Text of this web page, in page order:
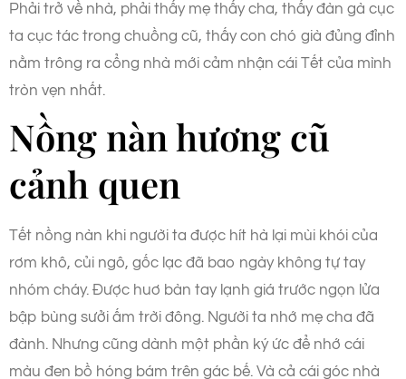
Phải trở về nhà, phải thấy mẹ thấy cha, thấy đàn gà cục
ta cục tác trong chuồng cũ, thấy con chó già đủng đỉnh
nằm trông ra cổng nhà mới cảm nhận cái Tết của mình
tròn vẹn nhất.
Nồng nàn hương cũ
cảnh quen
Tết nồng nàn khi người ta được hít hà lại mùi khói của
rơm khô, củi ngô, gốc lạc đã bao ngày không tự tay
nhóm cháy. Được huơ bàn tay lạnh giá trước ngọn lửa
bập bùng sưởi ấm trời đông. Người ta nhớ mẹ cha đã
đành. Nhưng cũng dành một phần ký ức để nhớ cái
màu đen bồ hóng bám trên gác bế. Và cả cái góc nhà